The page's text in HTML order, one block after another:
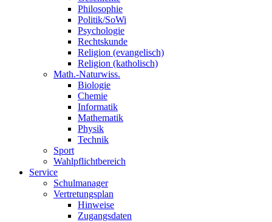
Philosophie
Politik/SoWi
Psychologie
Rechtskunde
Religion (evangelisch)
Religion (katholisch)
Math.-Naturwiss.
Biologie
Chemie
Informatik
Mathematik
Physik
Technik
Sport
Wahlpflichtbereich
Service
Schulmanager
Vertretungsplan
Hinweise
Zugangsdaten